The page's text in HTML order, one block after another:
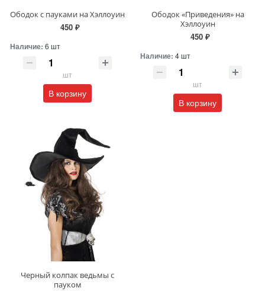
Ободок с пауками на Хэллоуин
450 ₽
Наличие: 6 шт
шт
В корзину
Ободок «Приведения» на
Хэллоуин
450 ₽
Наличие: 4 шт
шт
В корзину
Черный колпак ведьмы с
пауком